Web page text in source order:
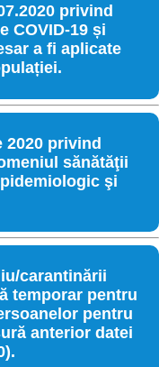
privind
COVID-19 și
a fi aplicate
2020 privind
sănătăţii
şi
carantinării
temporar pentru
pentru
anterior datei